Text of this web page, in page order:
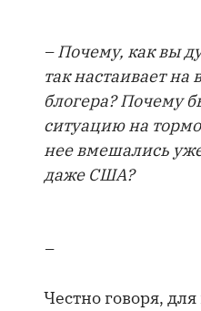
– Почему, как вы
так настаивает
блогера? Почему
ситуацию на
нее вмешались
даже США?
–
Честно говоря,